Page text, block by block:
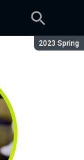
Сезон:
2023 Spring